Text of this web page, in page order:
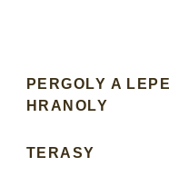
PERGOLY A
HRANOLY
TERASY